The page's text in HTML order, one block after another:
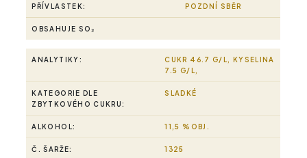
PŘÍVLASTEK: POZDNÍ SBĚR
OBSAHUJE SO₂
ANALYTIKY:
CUKR 46.7 G/L, KYSELINA
7.5 G/L,
KATEGORIE DLE
ZBYTKOVÉHO CUKRU:
SLADKÉ
ALKOHOL: 11,5 %OBJ.
Č. ŠARŽE: 1325